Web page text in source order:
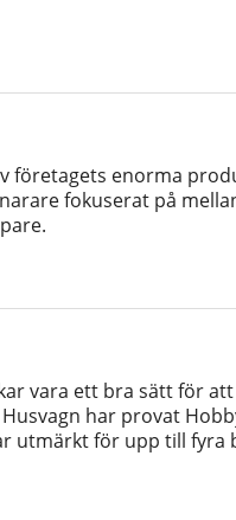
företagets enorma
fokuserat på
vara ett bra sätt för
har provat
utmärkt för upp till fyra